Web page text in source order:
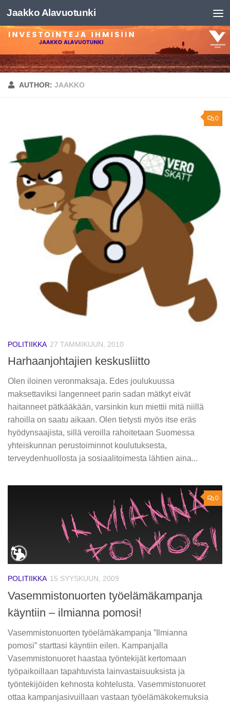
Skip to content
Jaakko Alavuotunki
AUTHOR: JAAKKO
0
POLITIIKKA 27 TAMMIKUUN, 2010
Harhaanjohtajien keskusliitto
Olen iloinen veronmaksaja. Edes joulukuussa
maksettaviksi langenneet parin sadan mätkyt eivät
haitanneet pätkääkään, varsinkin kun miettii mitä niillä
rahoilla on saatu aikaan. Olen tietysti myös itse eräs
hyödynsaajista, sillä veroilla rahoitetaan Suomessa
yhteiskunnan perustoiminnot koulutuksesta,
terveydenhuollosta ja sosiaalitoimesta lähtien aina...
0
POLITIIKKA 15 SYYSKUUN, 2009
Vasemmistonuorten työelämäkampanja
käyntiin – ilmianna pomosi!
Vasemmistonuorten työelämäkampanja ”Ilmianna
pomosi” starttasi käyntiin eilen. Kampanjalla
Vasemmistonuoret haastaa työntekijät kertomaan
työpaikoillaan tapahtuvista lainvastaisuuksista ja
työntekijöiden kehnosta kohtelusta. Vasemmistonuoret
ottaa kampanjasivuillaan vastaan työelämäkokemuksia